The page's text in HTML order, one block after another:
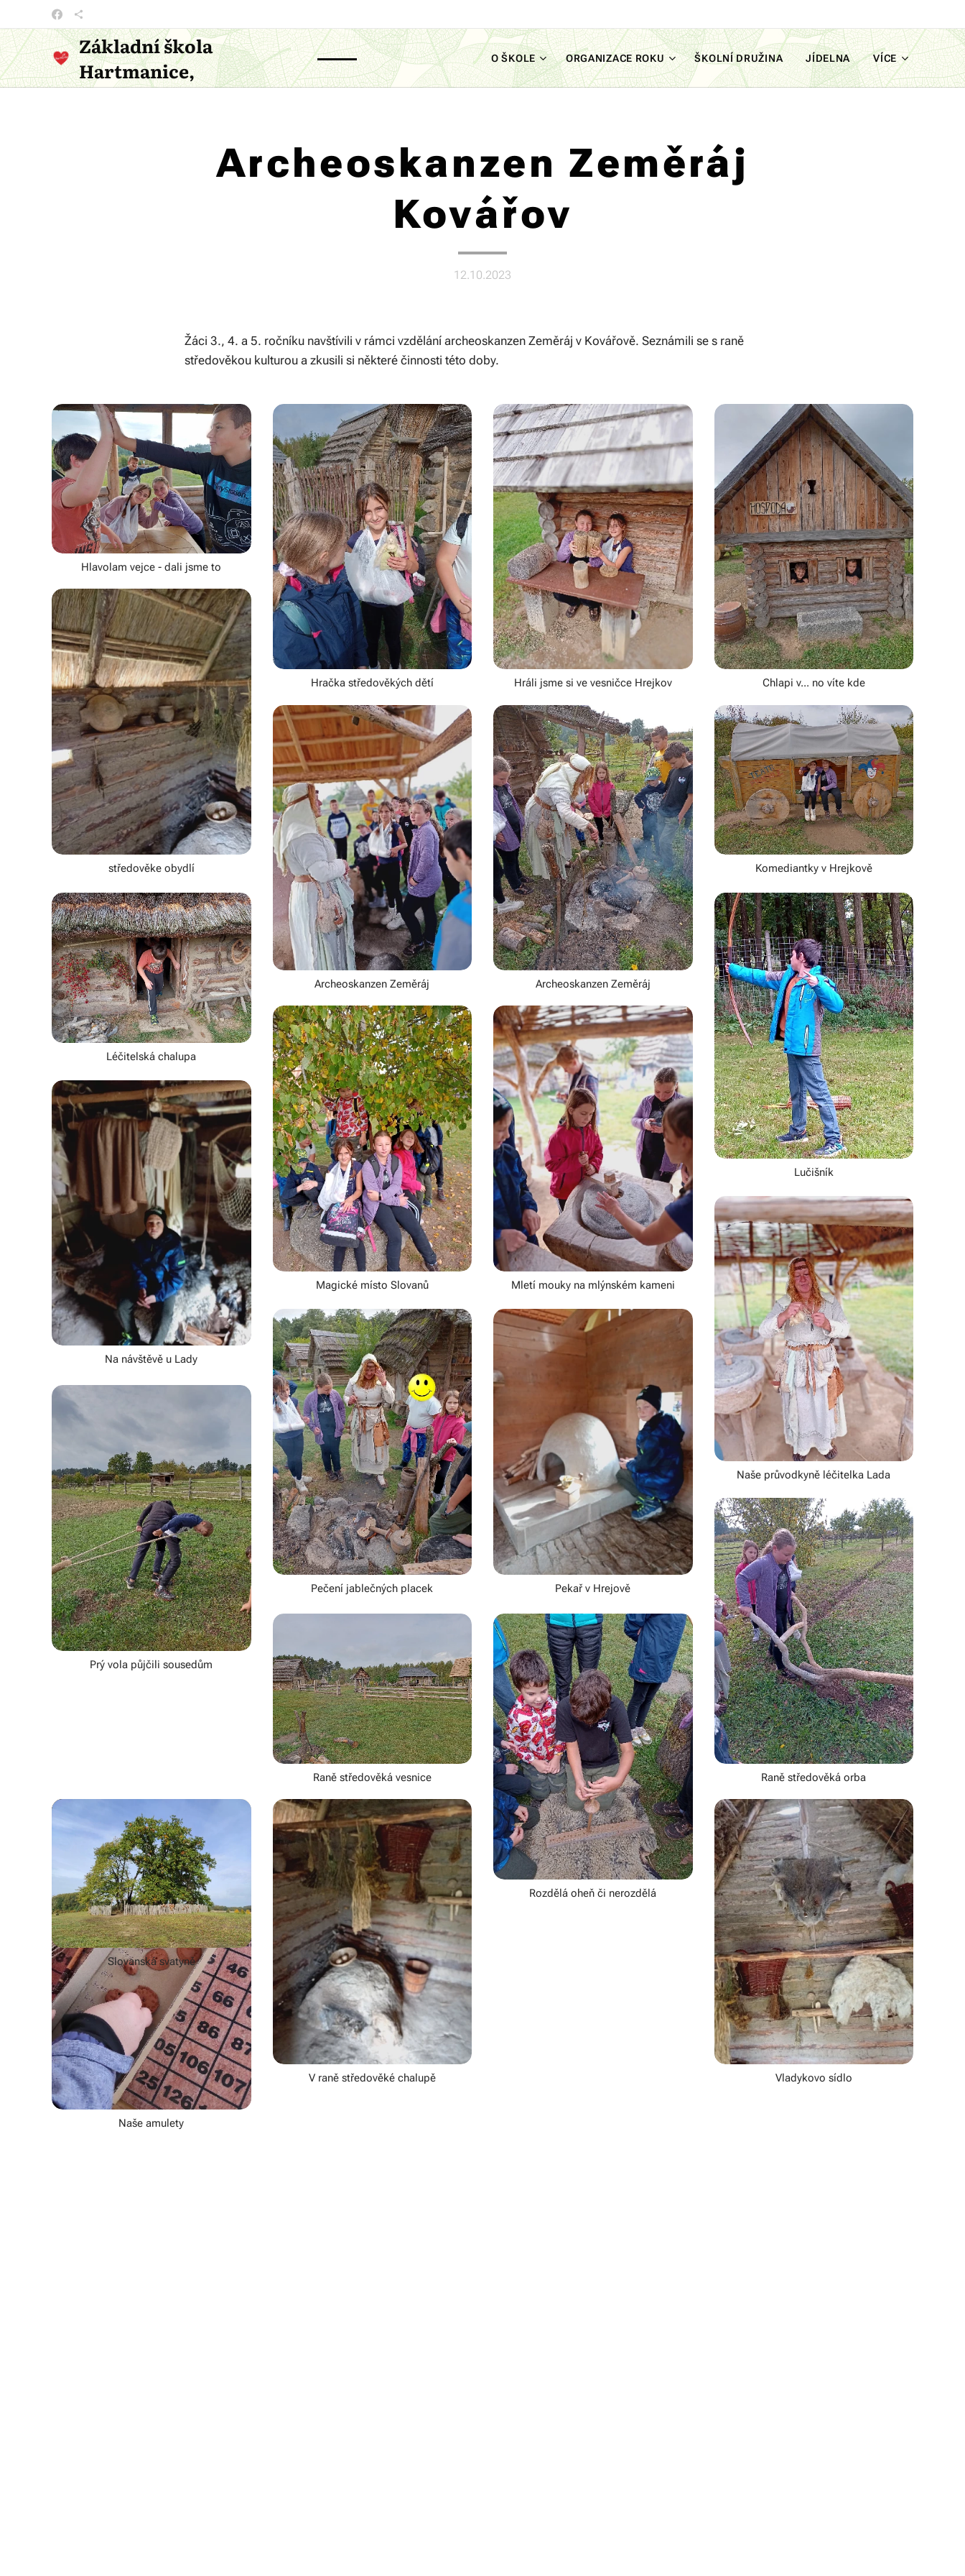
Základní škola
Hartmanice,
příspěvková organizace
O ŠKOLE ORGANIZACE ROKU ŠKOLNÍ DRUŽINA JÍDELNA VÍCE
Archeoskanzen Zeměráj
Kovářov
12.10.2023
Žáci 3., 4. a 5. ročníku navštívili v rámci vzdělání archeoskanzen Zeměráj v Kovářově. Seznámili se s raně
středověkou kulturou a zkusili si některé činnosti této doby.
Hlavolam vejce - dali jsme to
Hračka středověkých dětí Hráli jsme si ve vesničce Hrejkov Chlapi v... no víte kde
středověke obydlí
Archeoskanzen Zeměráj Archeoskanzen Zeměráj
Komediantky v Hrejkově
Léčitelská chalupa
Lučišník
Magické místo Slovanů Mletí mouky na mlýnském kameni
Na návštěvě u Lady
Naše průvodkyně léčitelka Lada
Pečení jablečných placek Pekař v Hrejově
Prý vola půjčili sousedům
Raně středověká orba
Raně středověká vesnice
Rozdělá oheň či nerozdělá
U vladyky V raně středověké chalupě Vladykovo sídlo
Výroba pohanského amuletu
Naše amulety
Slovanská svatyně